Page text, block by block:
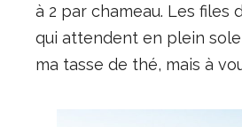
à 2 par chameau. Les files
qui attendent en plein
ma tasse de thé, mais à